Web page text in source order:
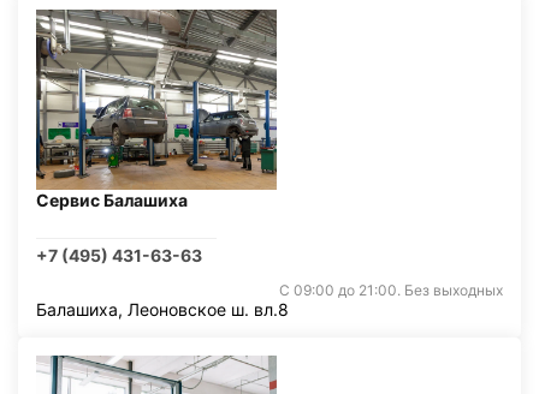
Сервис Балашиха
+7 (495) 431-63-63
С 09:00 до 21:00. Без выходных
Балашиха, Леоновское ш. вл.8